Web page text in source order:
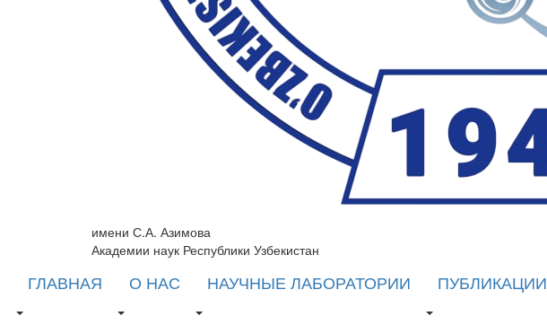
имени С.А. Азимова
Академии наук Республики Узбекистан
ГЛАВНАЯ О НАС НАУЧНЫЕ ЛАБОРАТОРИИ ПУБЛИКАЦИИ